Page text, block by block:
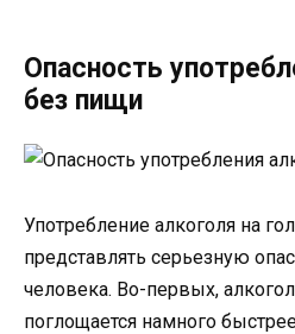
Опасность
без пищи
Употребление алкоголя на
представлять серьезную
человека. Во-первых,
поглощается намного